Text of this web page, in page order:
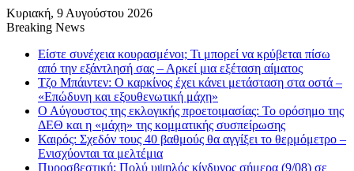
Κυριακή, 9 Αυγούστου 2026
Breaking News
Είστε συνέχεια κουρασμένοι; Τι μπορεί να κρύβεται πίσω
από την εξάντλησή σας – Αρκεί μια εξέταση αίματος
Τζο Μπάιντεν: Ο καρκίνος έχει κάνει μετάσταση στα οστά –
«Επώδυνη και εξουθενωτική μάχη»
Ο Αύγουστος της εκλογικής προετοιμασίας: Το ορόσημο της
ΔΕΘ και η «μάχη» της κομματικής συσπείρωσης
Καιρός: Σχεδόν τους 40 βαθμούς θα αγγίξει το θερμόμετρο –
Ενισχύονται τα μελτέμια
Πυροσβεστική: Πολύ υψηλός κίνδυνος σήμερα (9/08) σε